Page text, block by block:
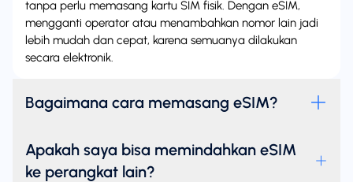
tanpa perlu memasang kartu SIM fisik. Dengan eSIM,
mengganti operator atau menambahkan nomor lain jadi
lebih mudah dan cepat, karena semuanya dilakukan
secara elektronik.
Bagaimana cara memasang eSIM?
Apakah saya bisa memindahkan eSIM
ke perangkat lain?